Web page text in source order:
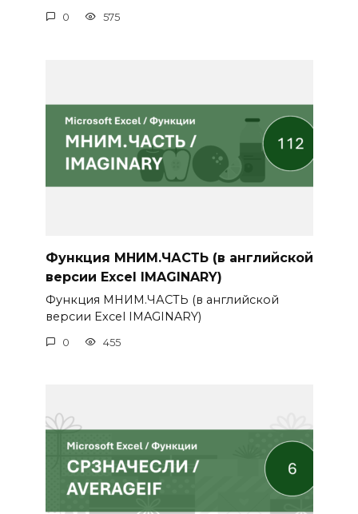
0 575
Функция МНИМ.ЧАСТЬ (в английской
версии Excel IMAGINARY)
Функция МНИМ.ЧАСТЬ (в английской
версии Excel IMAGINARY)
0 455